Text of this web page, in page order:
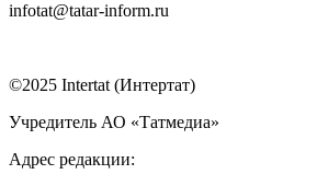
infotat@tatar-inform.ru
©2025 Intertat (Интертат)
Учредитель АО «Татмедиа»
Адрес редакции: